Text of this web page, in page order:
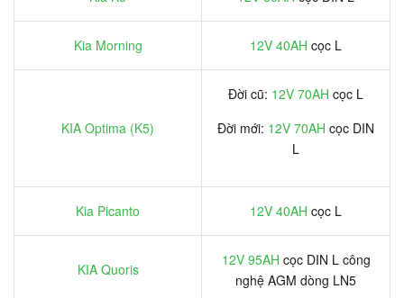
Kia Morning 12V 40AH cọc L
KIA Optima (K5)
Đời cũ: 12V 70AH cọc L
Đời mới: 12V 70AH cọc DIN
L
Kia Picanto 12V 40AH cọc L
KIA Quoris
12V 95AH cọc DIN L công
nghệ AGM dòng LN5